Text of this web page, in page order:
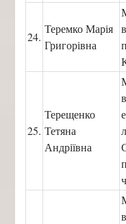
24.
Теремко Марія
Григорівна
25.
Терещенко
Тетяна
Андріївна